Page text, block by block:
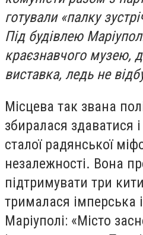
готували «палку
Під будівлею
краєзнавчого музею,
виставка, ледь не
Місцева так звана
збиралася здаватися
сталої радянської
незалежності. Вона
підтримувати три
трималася імперська
Маріуполі: «Місто